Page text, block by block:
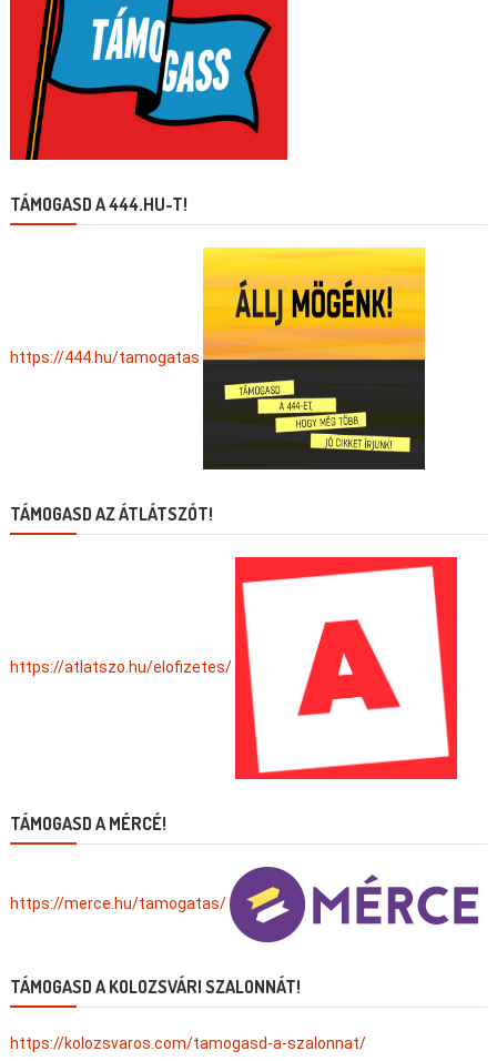
TÁMOGASD A 444.HU-T!
https://444.hu/tamogatas
TÁMOGASD AZ ÁTLÁTSZÓT!
https://atlatszo.hu/elofizetes/
TÁMOGASD A MÉRCÉ!
https://merce.hu/tamogatas/
TÁMOGASD A KOLOZSVÁRI SZALONNÁT!
https://kolozsvaros.com/tamogasd-a-szalonnat/